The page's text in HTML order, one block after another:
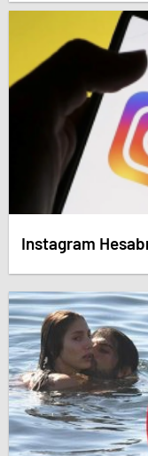
dedirten
Instagram